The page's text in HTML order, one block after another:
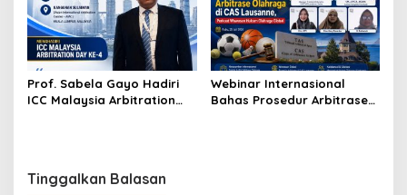
Prof. Sabela Gayo Hadiri
ICC Malaysia Arbitration
Webinar Internasional
Bahas Prosedur Arbitrase
Tinggalkan Balasan